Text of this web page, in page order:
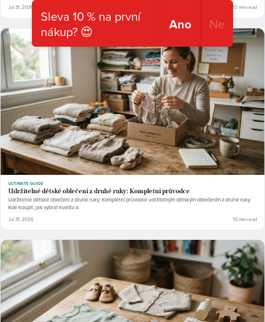
Jul 31, 2026 12 min read
ULTIMATE-GUIDE
Udržitelné dětské oblečení z druhé ruky: Kompletní průvodce
Udržitelné dětské oblečení z druhé ruky: Kompletní průvodce udržitelným dětským oblečením z druhé ruky.
Kde koupit, jak vybrat kvalitu a.
Jul 31, 2026 10 min read
Sleva 10 % na první
nákup? 😍
Ano Ne